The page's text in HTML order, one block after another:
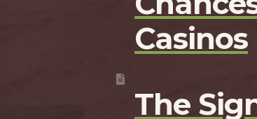
Casinos
The